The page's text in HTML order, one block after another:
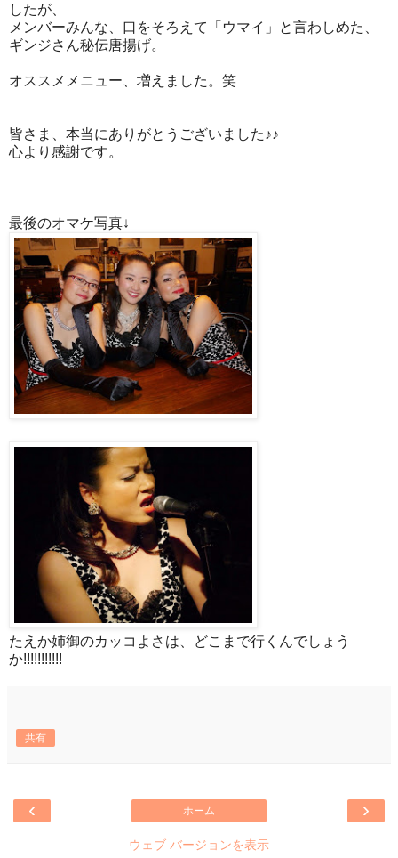
したが、
メンバーみんな、口をそろえて「ウマイ」と言わしめた、
ギンジさん秘伝唐揚げ。
オススメメニュー、増えました。笑
皆さま、本当にありがとうございました♪♪
心より感謝です。
最後のオマケ写真↓
たえか姉御のカッコよさは、どこまで行くんでしょう
か!!!!!!!!!!!
共有
‹ ›
ホーム
ウェブ バージョンを表示